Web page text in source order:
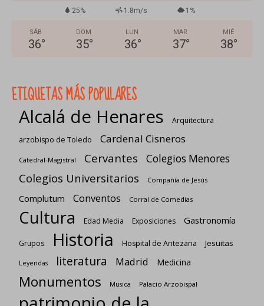
25% 1.8m/s 1%
SÁB
36°
DOM
35°
LUN
36°
MAR
37°
MIÉ
38°
ETIQUETAS MÁS POPULARES
Alcalá de Henares
Arquitectura
arzobispo de Toledo
Cardenal Cisneros
Catedral-Magistral Cervantes Colegios Menores
Colegios Universitarios Compañía de Jesús
Complutum Conventos Corral de Comedias
Cultura Edad Media Exposiciones Gastronomía
Grupos Historia Hospital de Antezana Jesuitas
Leyendas literatura Madrid Medicina
Monumentos Musica Palacio Arzobispal